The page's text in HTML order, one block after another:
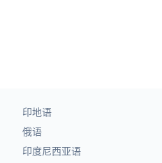
印地语
俄语
印度尼西亚语